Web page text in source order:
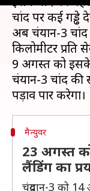
चांद पर कई गड्ढे
अब चंद्रयान-3
किलोमीटर
9 अगस्त को
चंद्रयान-3 चांद
मैन्युवर
23 अगस्त को
लैंडिंग का
चंद्रयान-3 को